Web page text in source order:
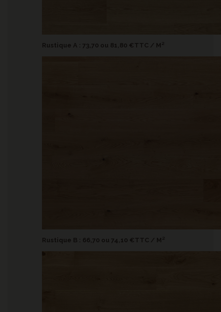
Rustique A : 73,70 ou 81,80 €TTC / M²
Rustique B : 66,70 ou 74,10 €TTC / M²